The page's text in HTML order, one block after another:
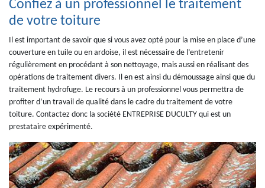
Confiez à un professionnel le traitement
de votre toiture
Il est important de savoir que si vous avez opté pour la mise en place d’une
couverture en tuile ou en ardoise, il est nécessaire de l’entretenir
régulièrement en procédant à son nettoyage, mais aussi en réalisant des
opérations de traitement divers. Il en est ainsi du démoussage ainsi que du
traitement hydrofuge. Le recours à un professionnel vous permettra de
profiter d’un travail de qualité dans le cadre du traitement de votre
toiture. Contactez donc la société ENTREPRISE DUCULTY qui est un
prestataire expérimenté.